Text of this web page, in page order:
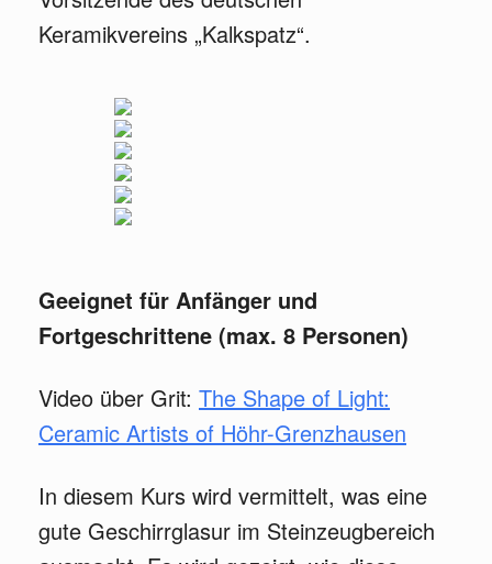
Keramikvereins „Kalkspatz“.
Geeignet für Anfänger und
Fortgeschrittene (max. 8 Personen)
Video über Grit: The Shape of Light:
Ceramic Artists of Höhr-Grenzhausen
In diesem Kurs wird vermittelt, was eine
gute Geschirrglasur im Steinzeugbereich